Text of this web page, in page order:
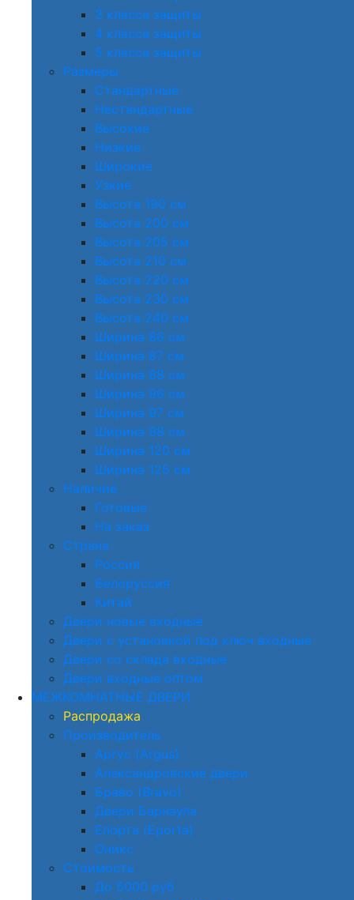
3 класса защиты
4 класса защиты
5 класса защиты
Размеры
Стандартные
Нестандартные
Высокие
Низкие
Широкие
Узкие
Высота 190 см
Высота 200 см
Высота 205 см
Высота 210 см
Высота 220 см
Высота 230 см
Высота 240 см
Ширина 86 см
Ширина 87 см
Ширина 88 см
Ширина 96 см
Ширина 97 см
Ширина 98 см
Ширина 120 см
Ширина 125 см
Наличие
Готовые
На заказ
Страна
Россия
Белоруссия
Китай
Двери новые входные
Двери с установкой под ключ входные
Двери со склада входные
Двери входные оптом
МЕЖКОМНАТНЫЕ ДВЕРИ
Распродажа
Производитель
Аргус (Argus)
Александровские двери
Браво (Bravo)
Двери Барнаула
Епорта (Eporta)
Оникс
Стоимость
До 5000 руб